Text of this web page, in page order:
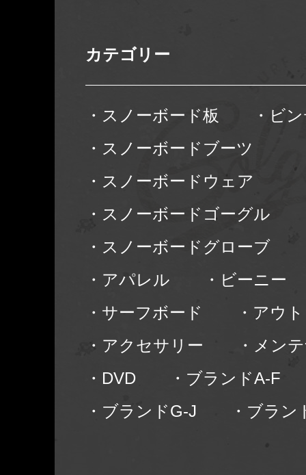
カテゴリー
・スノーボード板
・ビ
・スノーボードブーツ
・スノーボードウェア
・スノーボードゴーグル
・スノーボードグローブ
・アパレル
・ビーニー
・サーフボード
・アウ
・アクセサリー
・メン
・DVD
・ブランドA-F
・ブランドG-J
・ブラン